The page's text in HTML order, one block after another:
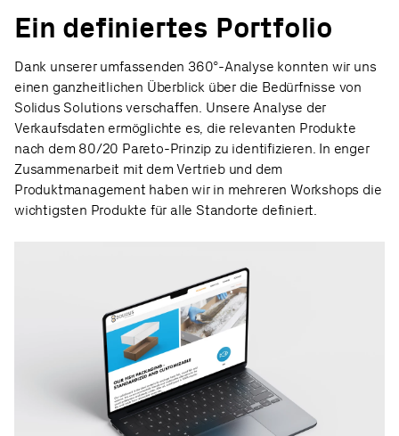
Ein definiertes Portfolio
Dank unserer umfassenden 360°-Analyse konnten wir uns
einen ganzheitlichen Überblick über die Bedürfnisse von
Solidus Solutions verschaffen. Unsere Analyse der
Verkaufsdaten ermöglichte es, die relevanten Produkte
nach dem 80/20 Pareto-Prinzip zu identifizieren. In enger
Zusammenarbeit mit dem Vertrieb und dem
Produktmanagement haben wir in mehreren Workshops die
wichtigsten Produkte für alle Standorte definiert.